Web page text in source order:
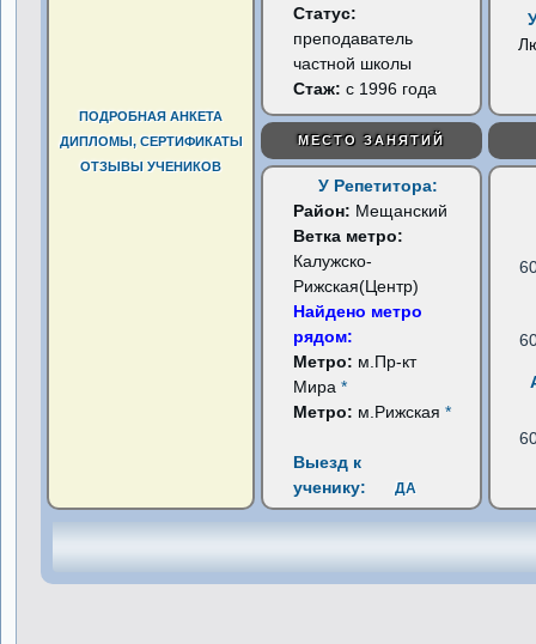
ПОДРОБНАЯ АНКЕТА
ДИПЛОМЫ, СЕРТИФИКАТЫ
ОТЗЫВЫ УЧЕНИКОВ
Статус:
преподаватель
частной школы
Стаж: с 1996 года
МЕСТО ЗАНЯТИЙ
У Репетитора:
Район: Мещанский
Ветка метро:
Калужско-
Рижская(Центр)
Найдено метро
рядом:
Метро: м.Пр-кт
Мира*
Метро: м.Рижская*
Выезд к
ученику:
ДА